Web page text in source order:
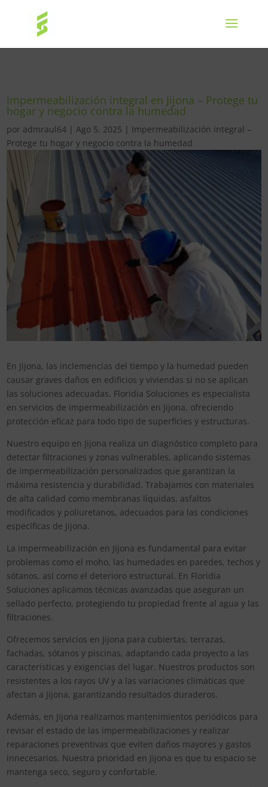
Impermeabilización integral en Jijona – Protege tu
hogar y negocio contra la humedad
por admraul64 |Ago 5, 2025 | Impermeabilización integral –
Protege tu hogar y negocio contra la humedad
En Jijona, las inclemencias del tiempo y la humedad pueden
causar graves daños en edificios y viviendas si no se aplican
las soluciones adecuadas. Floridia Soluciones es especialista
en servicios de impermeabilización en Jijona, ofreciendo
protección eficaz para todo tipo de superficies y estructuras.
Nuestro equipo en Jijona realiza un diagnóstico completo para
detectar filtraciones y zonas vulnerables, aplicando sistemas
de impermeabilización personalizados que garantizan la
máxima resistencia y durabilidad. Trabajamos con materiales
de alta calidad como membranas líquidas, asfaltos
modificados y poliuretanos, adecuados para las condiciones
específicas de Jijona.
La impermeabilización en Jijona es fundamental para evitar
problemas como el moho, las humedades en paredes, techos y
sótanos, así como el deterioro estructural. En Floridia
Soluciones aplicamos técnicas avanzadas que aseguran un
sellado perfecto, protegiendo tu propiedad frente al agua y las
filtraciones.
Ofrecemos servicios en Jijona para cubiertas, terrazas,
fachadas, sótanos y piscinas, adaptando cada proyecto a las
características y exigencias del lugar. Nuestros productos son
resistentes a los rayos UV y a las variaciones climáticas que
afectan a Jijona, garantizando resultados duraderos.
Además, en Jijona realizamos mantenimientos periódicos para
revisar el estado de las impermeabilizaciones y realizar
reparaciones preventivas que eviten daños mayores y gastos
innecesarios. Nuestra prioridad en Jijona es que tu espacio se
mantenga seco, seguro y confortable.